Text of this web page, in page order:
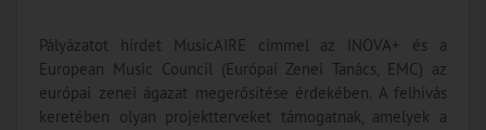
Pályázatot hirdet MusicAIRE címmel az INOVA+ és a
European Music Council (Európai Zenei Tanács, EMC) az
európai zenei ágazat megerősítése érdekében. A felhívás
keretében olyan projektterveket támogatnak, amelyek a